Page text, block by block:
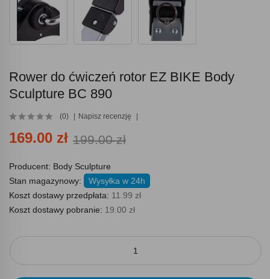
Rower do ćwiczeń rotor EZ BIKE Body
Sculpture BC 890
(0) Napisz recenzję
169.00 zł 199.00 zł
Producent: Body Sculpture
Stan magazynowy:
Wysyłka w 24h
Koszt dostawy przedpłata: 11.99 zł
Koszt dostawy pobranie: 19.00 zł